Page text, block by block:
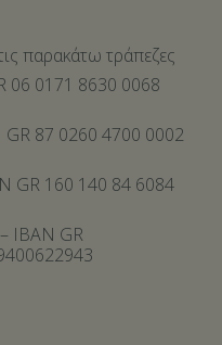
παρακάτω τράπεζες
06 0171 8630 0068
GR 87 0260 4700 0002
GR 160 140 84 6084
IBAN GR